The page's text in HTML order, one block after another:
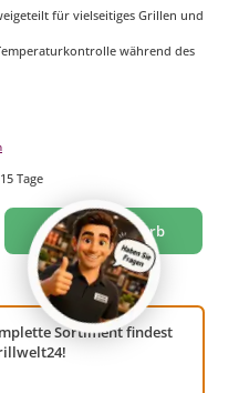
für vielseitiges Grillen und
während des
Tage
Wert ein oder benutze die Schaltflächen um
In den Warenkorb
Sortiment findest